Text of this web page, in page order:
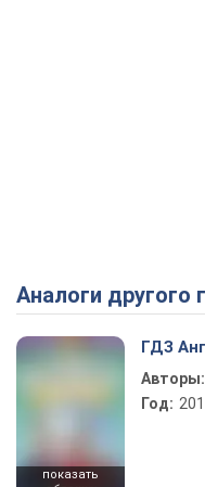
Аналоги
показать
ГДЗ
Авторы:
Год: